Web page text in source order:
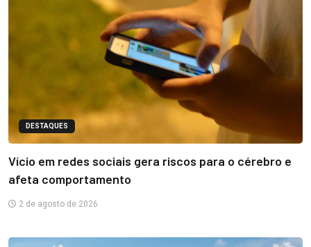
DESTAQUES
Vício em redes sociais gera riscos para o cérebro e
afeta comportamento
2 de agosto de 2026